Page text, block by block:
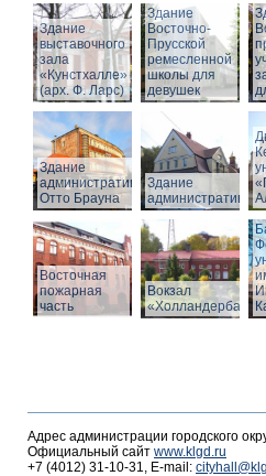
Здание
выставочного
зала
«Кунстхалле»
(арх. Ф. Ларс)
Здание
Восточно-
Прусской
ремесленной
школы для
девушек
Здание
административное
Отто Брауна
Здание
административное
Восточная
пожарная
часть
Вокзал
«Холландербаум»
Адрес администрации городского
Официальный сайт www.klgd.ru
+7 (4012) 31-10-31, E-mail: